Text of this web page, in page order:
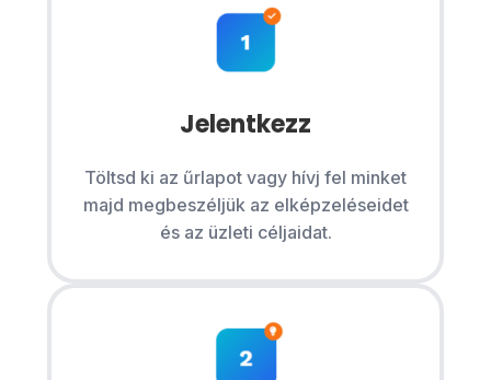
Jelentkezz
Töltsd ki az űrlapot vagy hívj fel minket
majd megbeszéljük az elképzeléseidet
és az üzleti céljaidat.